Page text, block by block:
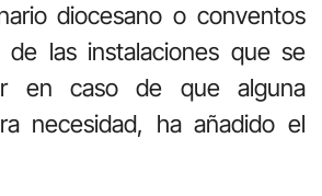
diocesano o conventos
de las instalaciones que se
en caso de que alguna
necesidad, ha añadido el